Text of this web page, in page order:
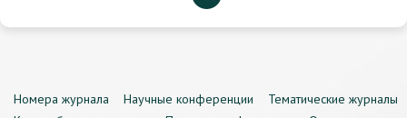
Номера журнала Научные конференции
Тематические журналы